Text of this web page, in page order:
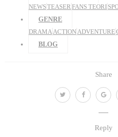
NEWSTEASERFANS TEORI
GENRE
DRAMAACTIONADVENTURE
BLOG
Share
Reply